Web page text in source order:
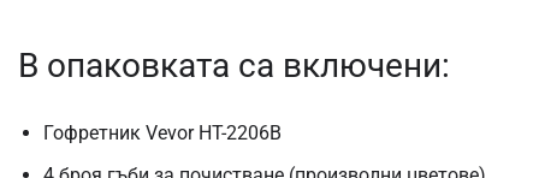
В опаковката са включени:
Гофретник Vevor HT-2206B